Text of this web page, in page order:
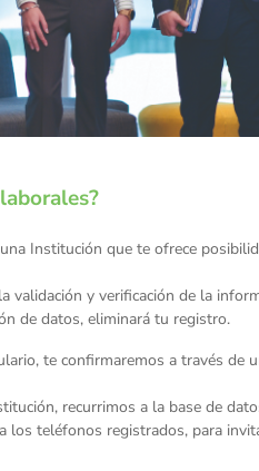
Institución que te ofrece
validación y verificación de la
de datos, eliminará tu registro.
te confirmaremos a través de
recurrimos a la base de
los teléfonos registrados, para